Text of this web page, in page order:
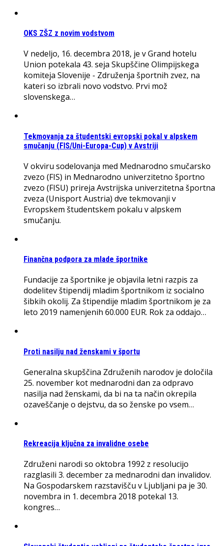
OKS ZŠZ z novim vodstvom
V nedeljo, 16. decembra 2018, je v Grand hotelu
Union potekala 43. seja Skupščine Olimpijskega
komiteja Slovenije - Združenja športnih zvez, na
kateri so izbrali novo vodstvo. Prvi mož
slovenskega…
Tekmovanja za študentski evropski pokal v alpskem
smučanju (FIS/Uni-Europa-Cup) v Avstriji
V okviru sodelovanja med Mednarodno smučarsko
zvezo (FIS) in Mednarodno univerzitetno športno
zvezo (FISU) prireja Avstrijska univerzitetna športna
zveza (Unisport Austria) dve tekmovanji v
Evropskem študentskem pokalu v alpskem
smučanju.
Finančna podpora za mlade športnike
Fundacije za športnike je objavila letni razpis za
dodelitev štipendij mladim športnikom iz socialno
šibkih okolij. Za štipendije mladim športnikom je za
leto 2019 namenjenih 60.000 EUR. Rok za oddajo…
Proti nasilju nad ženskami v športu
Generalna skupščina Združenih narodov je določila
25. november kot mednarodni dan za odpravo
nasilja nad ženskami, da bi na ta način okrepila
ozaveščanje o dejstvu, da so ženske po vsem…
Rekreacija ključna za invalidne osebe
Združeni narodi so oktobra 1992 z resolucijo
razglasili 3. december za mednarodni dan invalidov.
Na Gospodarskem razstavišču v Ljubljani pa je 30.
novembra in 1. decembra 2018 potekal 13.
kongres…